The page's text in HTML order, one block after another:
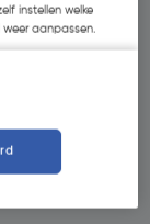
instellen welke
aanpassen.